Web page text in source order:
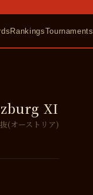
RankingsTournaments
XI
(オーストリア)